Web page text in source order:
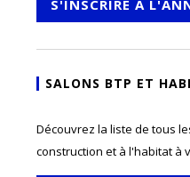
S'INSCRIRE À
SALONS BTP ET
Découvrez la liste de tous
construction et à l'habitat à